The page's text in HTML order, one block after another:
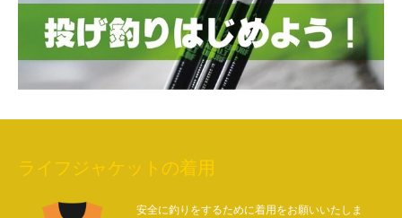
ライフジャケットの着用
安全に釣りをするために着用をお願いいたしま